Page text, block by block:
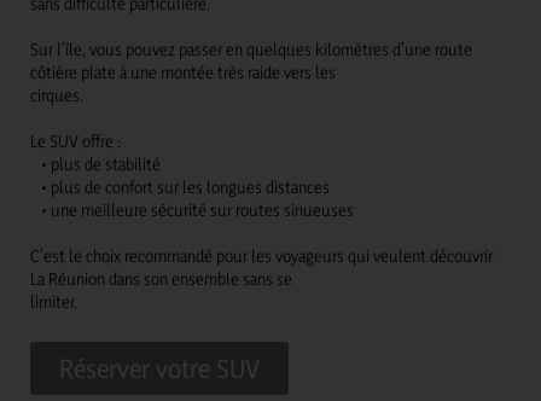
Sur l’île, vous pouvez passer en quelques kilomètres d’une route
côtière plate à une montée très raide vers les
cirques.
Le SUV offre :
• plus de stabilité
• plus de confort sur les longues distances
• une meilleure sécurité sur routes sinueuses
C’est le choix recommandé pour les voyageurs qui veulent découvrir
La Réunion dans son ensemble sans se
limiter.
Réserver votre SUV